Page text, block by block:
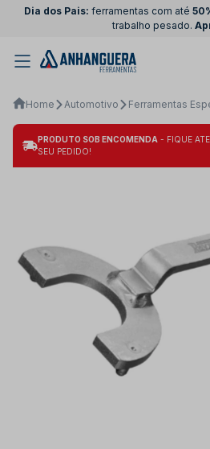
Dia dos Pais: ferramentas com até
trabalho pesado.
Home Automotivo Ferramentas
PRODUTO SOB ENCOMENDA - FIQUE
SEU PEDIDO!